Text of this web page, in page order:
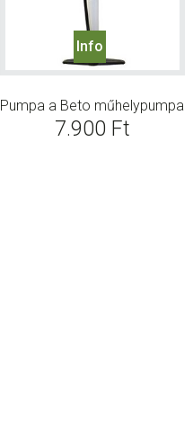
Info
Pumpa a Beto műhelypumpa
7.900 Ft